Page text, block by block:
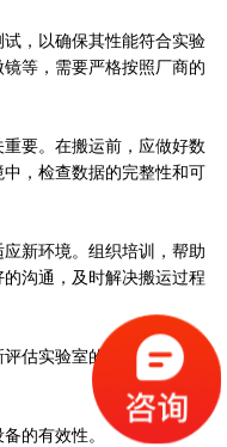
，以确保其性能符合实验
等，需要严格按照厂商的
要。在搬运前，应做好数
，检查数据的完整性和可
新环境。组织培训，帮助
沟通，及时解决搬运过程
估实验室的安全措施，确
的有效性。